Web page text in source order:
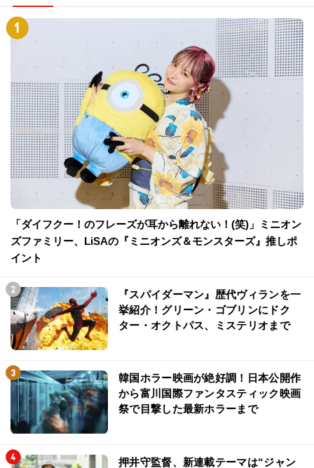
「ダイフクー！のフレーズが耳から離れない！(笑)」ミニオン
ズファミリー、LiSAの『ミニオンズ＆モンスターズ』推しポ
イント
『スパイダーマン』歴代ヴィランを一
挙紹介！グリーン・ゴブリンにドク
ター・オクトパス、ミステリオまで
韓国ホラー映画が絶好調！日本公開作
から富川国際ファンタスティック映画
祭で目撃した最新ホラーまで
押井守監督、新連載テーマは“ジャン